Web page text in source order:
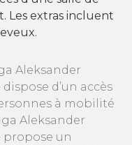
Les extras incluent
Aleksander
d’un accès
à mobilité
Aleksander
propose un